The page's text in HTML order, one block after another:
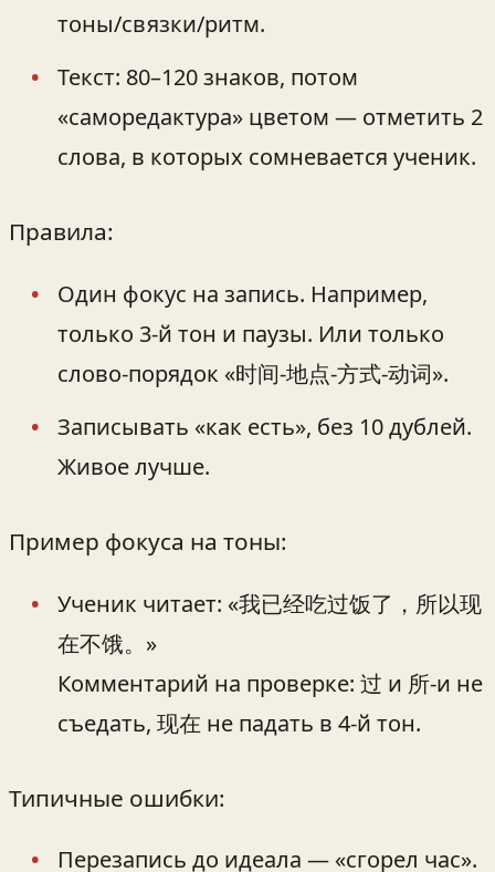
тоны/связки/ритм.
Текст: 80–120 знаков, потом
«саморедактура» цветом — отметить 2
слова, в которых сомневается ученик.
Правила:
Один фокус на запись. Например,
только 3-й тон и паузы. Или только
слово-порядок «时间-地点-方式-动词».
Записывать «как есть», без 10 дублей.
Живое лучше.
Пример фокуса на тоны:
Ученик читает: «我已经吃过饭了，所以现
在不饿。»
Комментарий на проверке: 过 и 所-и не
съедать, 现在 не падать в 4-й тон.
Типичные ошибки:
Перезапись до идеала — «сгорел час».